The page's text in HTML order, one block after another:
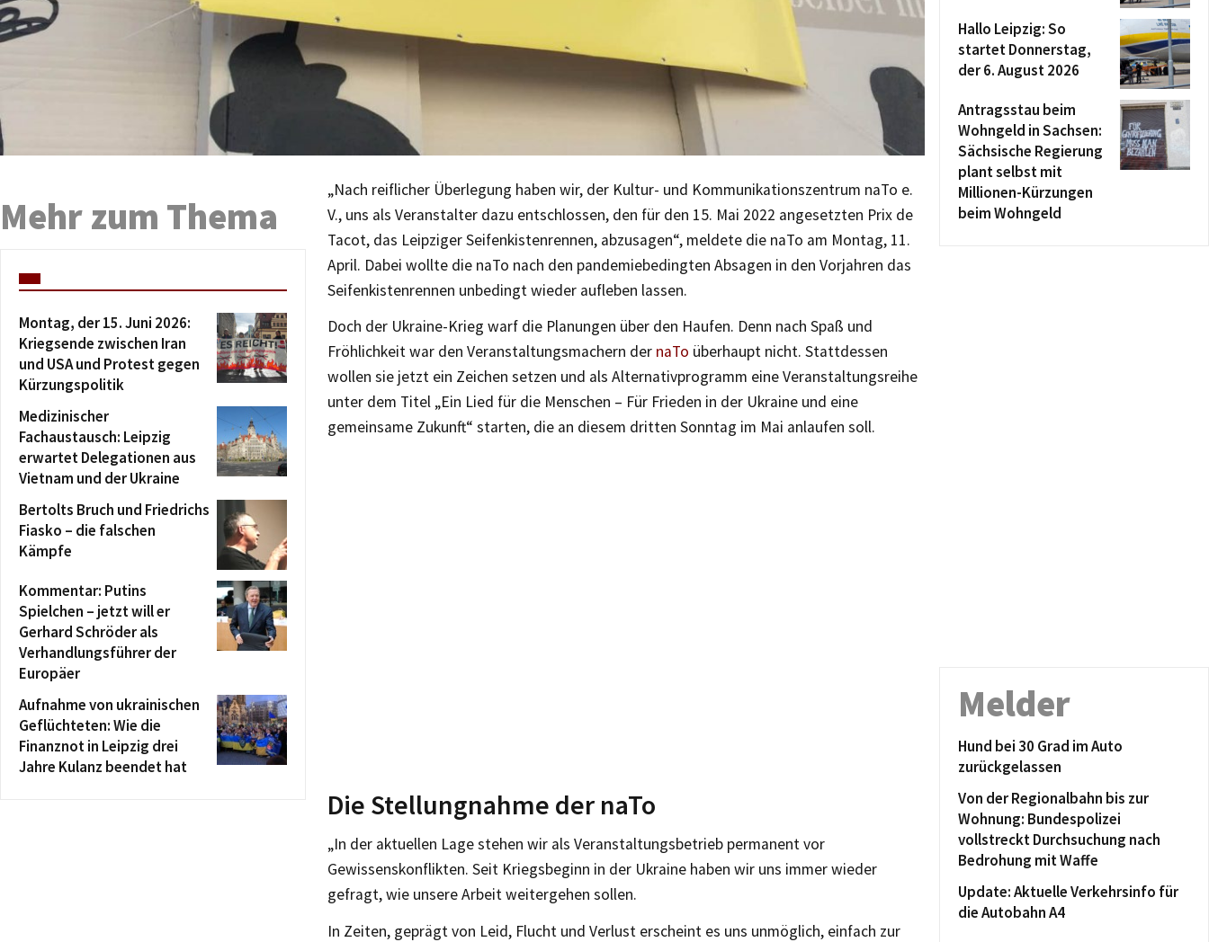
„Nach reiflicher Überlegung haben wir, der Kultur- und Kommunikationszentrum naTo e.
V., uns als Veranstalter dazu entschlossen, den für den 15. Mai 2022 angesetzten Prix de
Tacot, das Leipziger Seifenkistenrennen, abzusagen“, meldete die naTo am Montag, 11.
April. Dabei wollte die naTo nach den pandemiebedingten Absagen in den Vorjahren das
Seifenkistenrennen unbedingt wieder aufleben lassen.
Doch der Ukraine-Krieg warf die Planungen über den Haufen. Denn nach Spaß und
Fröhlichkeit war den Veranstaltungsmachern der naTo überhaupt nicht. Stattdessen
wollen sie jetzt ein Zeichen setzen und als Alternativprogramm eine Veranstaltungsreihe
unter dem Titel „Ein Lied für die Menschen – Für Frieden in der Ukraine und eine
gemeinsame Zukunft“ starten, die an diesem dritten Sonntag im Mai anlaufen soll.
Die Stellungnahme der naTo
„In der aktuellen Lage stehen wir als Veranstaltungsbetrieb permanent vor
Gewissenskonflikten. Seit Kriegsbeginn in der Ukraine haben wir uns immer wieder
gefragt, wie unsere Arbeit weitergehen sollen.
In Zeiten, geprägt von Leid, Flucht und Verlust erscheint es uns unmöglich, einfach zur
Mehr zum Thema
Montag, der 15. Juni 2026:
Kriegsende zwischen Iran
und USA und Protest gegen
Kürzungspolitik
Medizinischer
Fachaustausch: Leipzig
erwartet Delegationen aus
Vietnam und der Ukraine
Bertolts Bruch und Friedrichs
Fiasko – die falschen
Kämpfe
Kommentar: Putins
Spielchen – jetzt will er
Gerhard Schröder als
Verhandlungsführer der
Europäer
Aufnahme von ukrainischen
Geflüchteten: Wie die
Finanznot in Leipzig drei
Jahre Kulanz beendet hat
Hallo Leipzig: So
startet Donnerstag,
der 6. August 2026
Antragsstau beim
Wohngeld in Sachsen:
Sächsische Regierung
plant selbst mit
Millionen-Kürzungen
beim Wohngeld
Melder
Hund bei 30 Grad im Auto
zurückgelassen
Von der Regionalbahn bis zur
Wohnung: Bundespolizei
vollstreckt Durchsuchung nach
Bedrohung mit Waffe
Update: Aktuelle Verkehrsinfo für
die Autobahn A4